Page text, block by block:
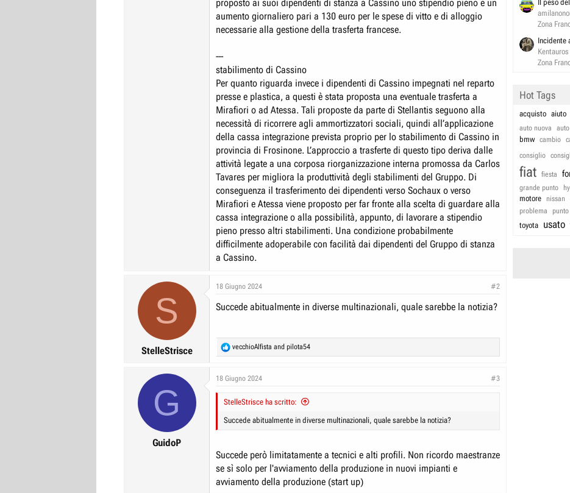
proposto ai suoi dipendenti di stanza a Cassino uno stipendio pieno e un
aumento giornaliero pari a 130 euro per le spese di vitto e di alloggio
necessarie alla gestione della trasferta francese.
---
stabilimento di Cassino
Per quanto riguarda invece i dipendenti di Cassino impegnati nel reparto
presse e plastica, a questi è stata proposta una eventuale trasferta a
Mirafiori o ad Atessa. Tali proposte da parte di Stellantis seguono alla
necessità di ricorrere agli ammortizzatori sociali, quindi all’applicazione
della cassa integrazione prevista proprio per lo stabilimento di Cassino in
provincia di Frosinone. L’approccio a trasferte di questo tipo deriva dalle
attività legate a una corposa riorganizzazione interna promossa da Carlos
Tavares per migliora la produttività degli stabilimenti del Gruppo. Di
conseguenza il trasferimento dei dipendenti verso Sochaux o verso
Mirafiori e Atessa viene proposto per far fronte alla scelta di guardare alla
cassa integrazione o alla possibilità, appunto, di lavorare a stipendio
pieno presso altri stabilimenti. Una condizione probabilmente
difficilmente adoperabile con facilità dai dipendenti del Gruppo di stanza
a Cassino.
S
StelleStrisce
18 Giugno 2024 #2
Succede abitualmente in diverse multinazionali, quale sarebbe la notizia?
R
e
c
n
vecchioAlfista and pilota54
G
GuidoP
18 Giugno 2024 #3
StelleStrisce ha scritto:
Succede abitualmente in diverse multinazionali, quale sarebbe la notizia?
Succede però limitatamente a tecnici e alti profili. Non ricordo maestranze
se sì solo per l'avviamento della produzione in nuovi impianti e
avviamento della produzione (start up)
Il peso
Zona
Incidente
Kentauros
Zona
Hot Tags
acquisto aiuto
auto nuova
bmw cambio
consiglio
fiat fiesta
grande punto
motore nissan
problema punto
toyota usato